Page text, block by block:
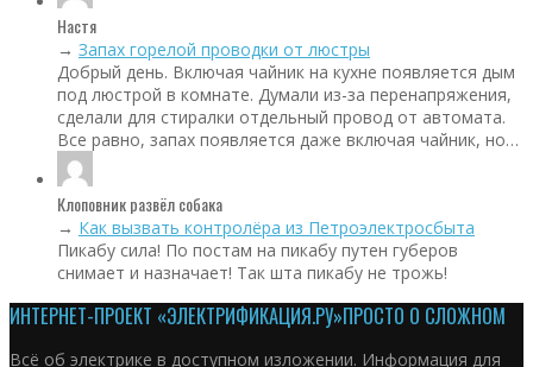
Настя
→ Запах горелой проводки от люстры
Добрый день. Включая чайник на кухне появляется дым
под люстрой в комнате. Думали из-за перенапряжения,
сделали для стиралки отдельный провод от автомата.
Все равно, запах появляется даже включая чайник, но…
Клоповник развёл собака
→ Как вызвать контролёра из Петроэлектросбыта
Пикабу сила! По постам на пикабу путен губеров
снимает и назначает! Так шта пикабу не трожь!
ИНТЕРНЕТ-ПРОЕКТ «ЭЛЕКТРИФИКАЦИЯ.РУ»ПРОСТО О СЛОЖНОМ
Всё об электрике в доступном изложении. Информация для